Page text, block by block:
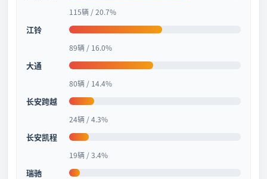
115辆 / 20.7%
江铃
89辆 / 16.0%
大通
80辆 / 14.4%
长安跨越
24辆 / 4.3%
长安凯程
19辆 / 3.4%
瑞驰